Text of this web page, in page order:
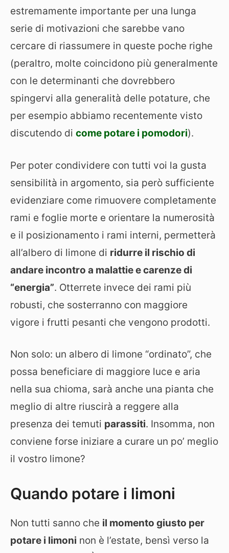
estremamente importante per una lunga
serie di motivazioni che sarebbe vano
cercare di riassumere in queste poche righe
(peraltro, molte coincidono più generalmente
con le determinanti che dovrebbero
spingervi alla generalità delle potature, che
per esempio abbiamo recentemente visto
discutendo di come potare i pomodori).
Per poter condividere con tutti voi la gusta
sensibilità in argomento, sia però sufficiente
evidenziare come rimuovere completamente
rami e foglie morte e orientare la numerosità
e il posizionamento i rami interni, permetterà
all’albero di limone di ridurre il rischio di
andare incontro a malattie e carenze di
“energia”. Otterrete invece dei rami più
robusti, che sosterranno con maggiore
vigore i frutti pesanti che vengono prodotti.
Non solo: un albero di limone “ordinato”, che
possa beneficiare di maggiore luce e aria
nella sua chioma, sarà anche una pianta che
meglio di altre riuscirà a reggere alla
presenza dei temuti parassiti. Insomma, non
conviene forse iniziare a curare un po’ meglio
il vostro limone?
Quando potare i limoni
Non tutti sanno che il momento giusto per
potare i limoni non è l’estate, bensì verso la